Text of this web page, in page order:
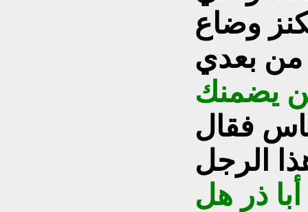
وضاع
يضمنك
فقال
ذر هل